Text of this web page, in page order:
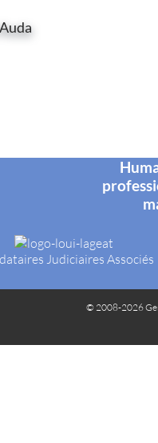
Judiciaires Associés
© 2008-2026